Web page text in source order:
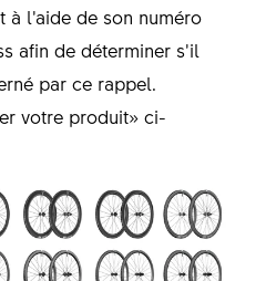
l’aide de son numéro
afin de déterminer s’il
par ce rappel.
votre produit» ci-